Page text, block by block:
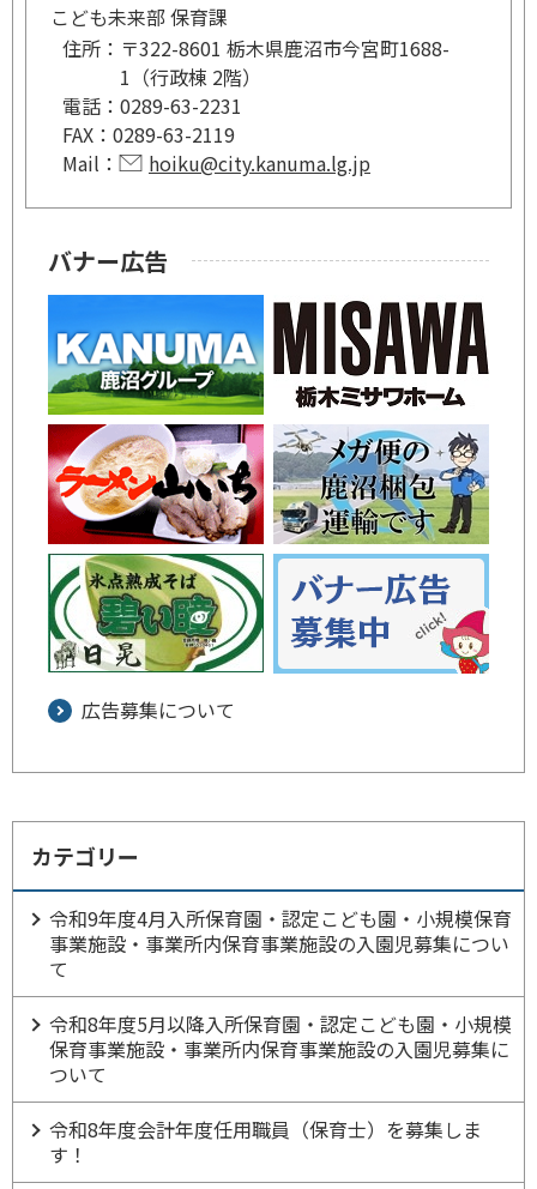
こども未来部 保育課
住所： 〒322-8601 栃木県鹿沼市今宮町1688-
1（行政棟 2階）
電話： 0289-63-2231
FAX： 0289-63-2119
Mail：
hoiku@city.kanuma.lg.jp
バナー広告
広告募集について
カテゴリー
令和9年度4月入所保育園・認定こども園・小規模保育
事業施設・事業所内保育事業施設の入園児募集につい
て
令和8年度5月以降入所保育園・認定こども園・小規模
保育事業施設・事業所内保育事業施設の入園児募集に
ついて
令和8年度会計年度任用職員（保育士）を募集しま
す！